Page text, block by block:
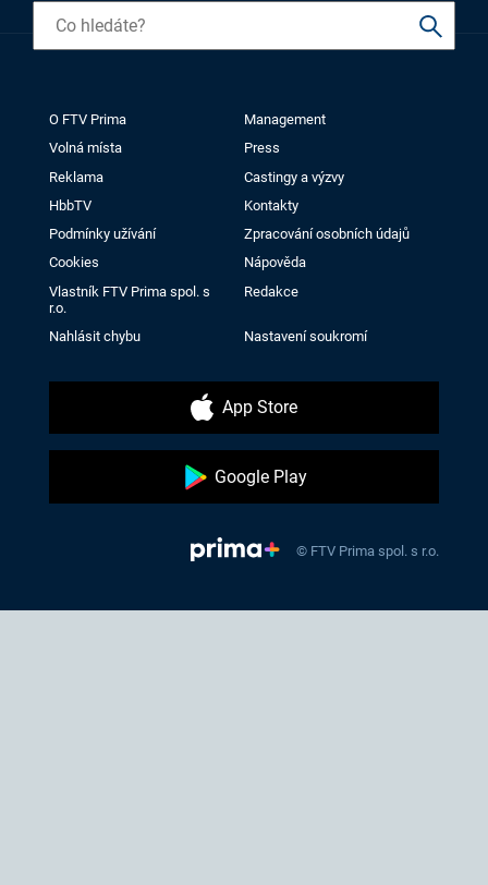
O FTV Prima
Management
Volná místa
Press
Reklama
Castingy a výzvy
HbbTV
Kontakty
Podmínky užívání
Zpracování osobních údajů
Cookies
Nápověda
Vlastník FTV Prima spol. s
r.o.
Redakce
Nahlásit chybu Nastavení soukromí
App Store
Google Play
© FTV Prima spol. s r.o.